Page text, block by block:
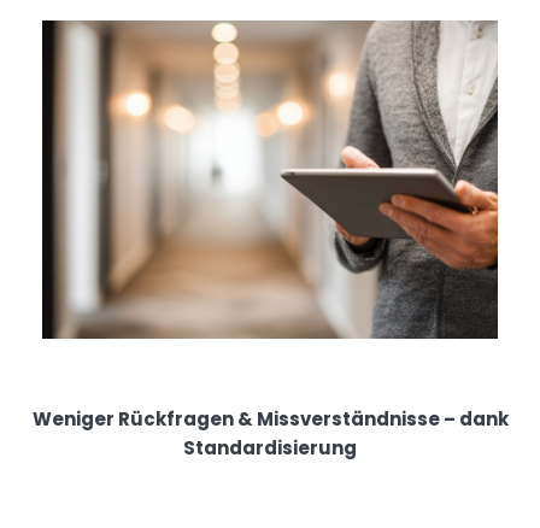
Weniger Rückfragen & Missverständnisse – dank
Standardisierung